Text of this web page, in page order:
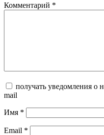
Комментарий *
получать уведомления о
mail
Имя *
Email *